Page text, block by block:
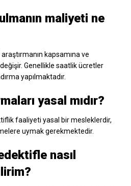
maliyeti ne
kapsamına ve
değişir. Genellikle saatlik ücretler
yapılmaktadır.
yasal mıdır?
faaliyeti yasal bir mesleklerdir,
uymak gerekmektedir.
nasıl